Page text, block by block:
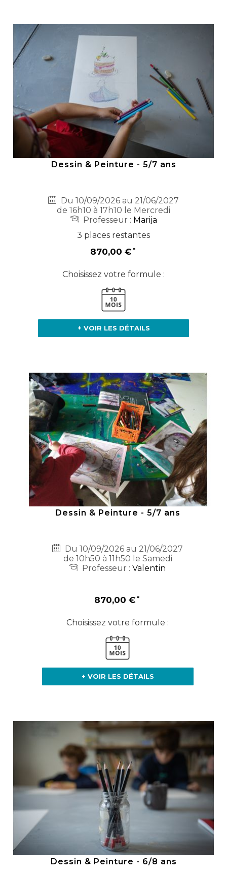
Dessin & Peinture - 5/7 ans
Du 10/09/2026 au 21/06/2027
de 16h10 à 17h10 le Mercredi
Professeur : Marija
3 places restantes
870,00 €
Choisissez votre formule :
+ VOIR LES DÉTAILS
Dessin & Peinture - 5/7 ans
Du 10/09/2026 au 21/06/2027
de 10h50 à 11h50 le Samedi
Professeur :Valentin
870,00 €
Choisissez votre formule :
+ VOIR LES DÉTAILS
Dessin & Peinture - 6/8 ans